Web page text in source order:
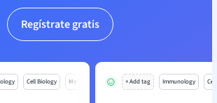
Regístrate gratis
Cell Biology Mo + Add tag Immunology